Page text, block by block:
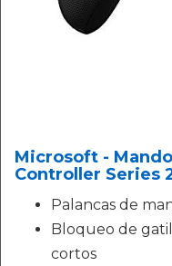
Microsoft -
Controller Series
Palancas de
Bloqueo de
cortos